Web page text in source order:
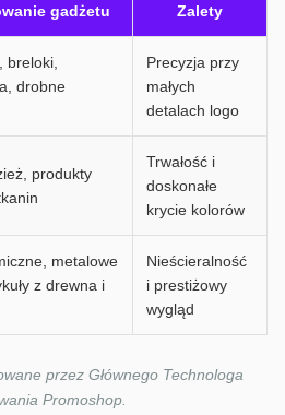
gadżetu Zalety
breloki,
drobne
Precyzja przy
małych
detalach logo
produkty
Trwałość i
doskonałe
krycie kolorów
metalowe
z drewna i
Nieścieralność
i prestiżowy
wygląd
przez Głównego Technologa
Promoshop.